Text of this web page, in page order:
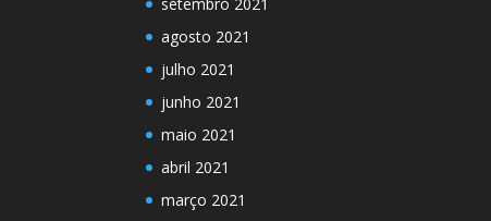
agosto 2021
julho 2021
junho 2021
maio 2021
abril 2021
março 2021